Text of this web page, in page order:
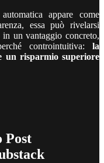
appare come
essa può rivelarsi
in un vantaggio concreto,
controintuitiva: la
un risparmio superiore
Post